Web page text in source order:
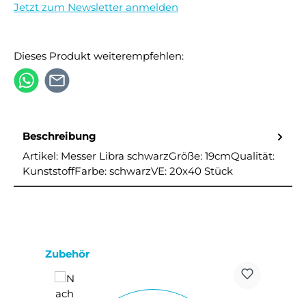
Jetzt zum Newsletter anmelden
Dieses Produkt weiterempfehlen:
Beschreibung
Artikel: Messer Libra schwarzGröße: 19cmQualität:
KunststoffFarbe: schwarzVE: 20x40 Stück
Produktgalerie überspringen
Zubehör